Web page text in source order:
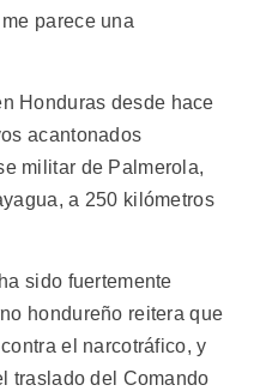
parece una
Honduras desde hace
acantonados
militar de Palmerola,
a 250 kilómetros
sido fuertemente
hondureño reitera que
el narcotráfico, y
traslado del Comando